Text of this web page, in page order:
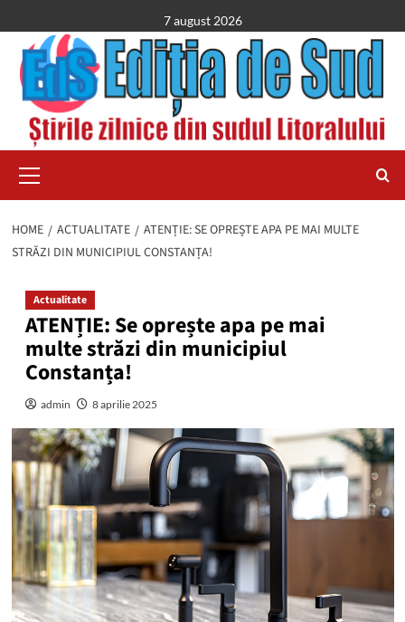
to
content
7 august 2026
Menu
HOME ACTUALITATE
ATENȚIE: SE OPREȘTE APA PE MAI MULTE
STRĂZI DIN MUNICIPIUL CONSTANȚA!
Actualitate
ATENȚIE: Se oprește apa pe mai
multe străzi din municipiul
Constanța!
admin 8 aprilie 2025